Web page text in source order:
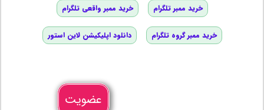
خرید ممبر تلگرام خرید ممبر واقعی تلگرام
خرید ممبر گروه تلگرام دانلود اپلیکیشن لاین استور
عضویت